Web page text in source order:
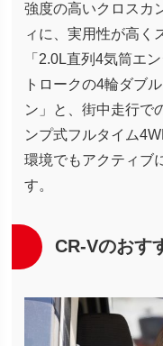
強度の高いクロスカ
ィに、実用性が高く
「2.0L直列4気筒エ
トロークの4輪ダブ
ン」と、街中走行で
ンプ式フルタイム
環境でもアクティブ
す。
CR-Vのおす